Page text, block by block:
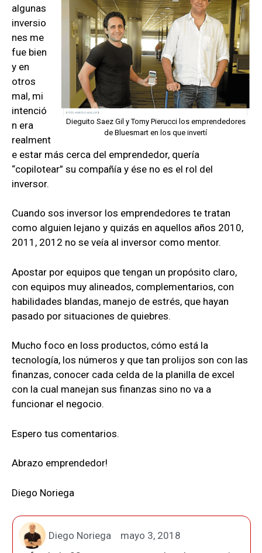
Dieguito Saez Gil y Tomy Pierucci los emprendedores
de Bluesmart en los que invertí
algunas
inversio
nes me
fue bien
y en
otros
mal, mi
intenció
n era
realment
e estar más cerca del emprendedor, quería
“copilotear” su compañía y ése no es el rol del
inversor.
Cuando sos inversor los emprendedores te tratan
como alguien lejano y quizás en aquellos años 2010,
2011, 2012 no se veía al inversor como mentor.
Apostar por equipos que tengan un propósito claro,
con equipos muy alineados, complementarios, con
habilidades blandas, manejo de estrés, que hayan
pasado por situaciones de quiebres.
Mucho foco en loss productos, cómo está la
tecnología, los números y que tan prolijos son con las
finanzas, conocer cada celda de la planilla de excel
con la cual manejan sus finanzas sino no va a
funcionar el negocio.
Espero tus comentarios.
Abrazo emprendedor!
Diego Noriega
Diego Noriega
mayo 3, 2018